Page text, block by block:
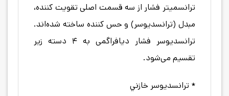
ترانسميتر فشار از سه قسمت اصلی تقويت كننده،
مبدل (ترانسديوسر) و حس كننده ساخته شده‌اند.
ترانسدیوسر فشار دیافراگمی به ۴ دسته زیر
تقسیم می‌شود.
* ترانسديوسر خازني